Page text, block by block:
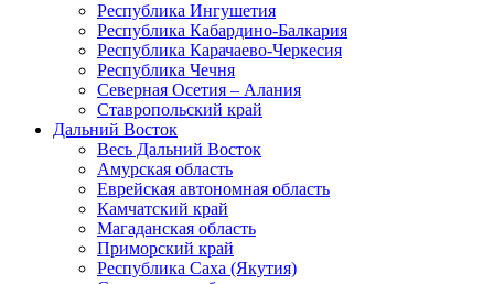
Республика Ингушетия
Республика Кабардино-Балкария
Республика Карачаево-Черкесия
Республика Чечня
Северная Осетия – Алания
Ставропольский край
Дальний Восток
Весь Дальний Восток
Амурская область
Еврейская автономная область
Камчатский край
Магаданская область
Приморский край
Республика Саха (Якутия)